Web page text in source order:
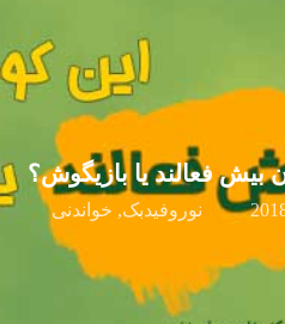
بیش فعالند یا بازیگوش؟
نوروفیدبک, خواندنی